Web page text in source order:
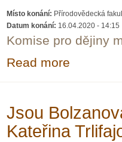
Místo konání: Přírodovědecká
Datum konání: 16.04.2020 - 14:15
Komise pro dějiny
Read more
Jsou
Kateřina